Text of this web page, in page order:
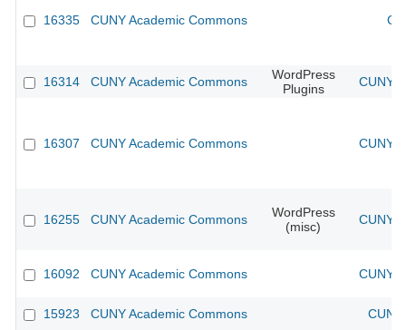
16335 CUNY Academic Commons
16314 CUNY Academic Commons
WordPress
Plugins
CUNY
16307 CUNY Academic Commons CUNY
16255 CUNY Academic Commons
WordPress
(misc)
CUNY
16092 CUNY Academic Commons CUNY
15923 CUNY Academic Commons